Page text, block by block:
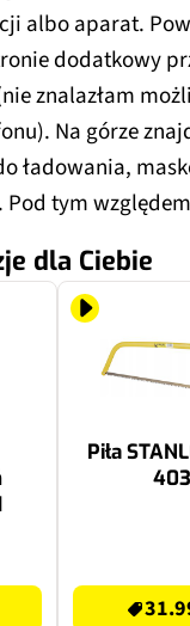
albo aparat.
dodatkowy
znalazłam
Na górze
ładowania,
Pod tym
dla Ciebie
Piła
403